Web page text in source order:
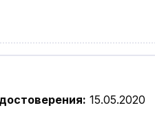
: 15.05.2020